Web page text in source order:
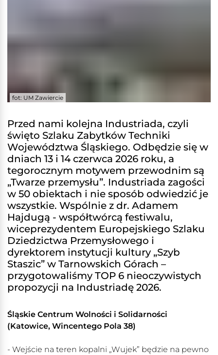
fot: UM Zawiercie
Przed nami kolejna Industriada, czyli
święto Szlaku Zabytków Techniki
Województwa Śląskiego. Odbędzie się w
dniach 13 i 14 czerwca 2026 roku, a
tegorocznym motywem przewodnim są
„Twarze przemysłu”. Industriada zagości
w 50 obiektach i nie sposób odwiedzić je
wszystkie. Wspólnie z dr. Adamem
Hajdugą - współtwórcą festiwalu,
wiceprezydentem Europejskiego Szlaku
Dziedzictwa Przemysłowego i
dyrektorem instytucji kultury „Szyb
Staszic” w Tarnowskich Górach –
przygotowaliśmy TOP 6 nieoczywistych
propozycji na Industriadę 2026.
Śląskie Centrum Wolności i Solidarności
(Katowice, Wincentego Pola 38)
- Wejście na teren kopalni „Wujek” będzie na pewno